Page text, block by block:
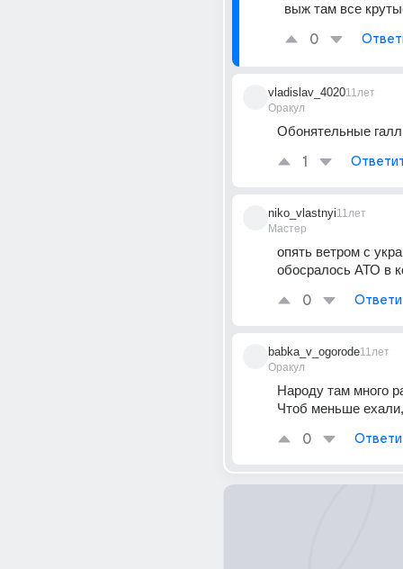
выж там все
0
vladislav_4020
Оракул
11лет
Обонятельные
1
niko_vlastnyi
Мастер
11лет
опять ветром с
обосралось АТО в
0
babka_v_ogorode
Оракул
11лет
Народу там много
Чтоб меньше
0